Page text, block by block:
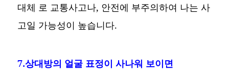
대체 로 교통사고나, 안전에 부주의하여 나는 사
고일 가능성이 높습니다.
7.상대방의 얼굴 표정이 사나워 보이면